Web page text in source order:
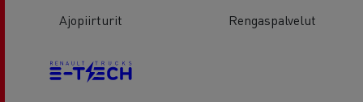
Ajopiirturit Rengaspalvelut